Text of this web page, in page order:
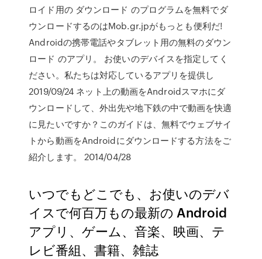
ロイド用の ダウンロード のプログラムを無料でダ
ウンロードするのはMob.gr.jpがもっとも便利だ!
Androidの携帯電話やタブレット用の無料のダウン
ロード のアプリ。 お使いのデバイスを指定してく
ださい。私たちは対応しているアプリを提供し
2019/09/24 ネット上の動画をAndroidスマホにダ
ウンロードして、外出先や地下鉄の中で動画を快適
に見たいですか？このガイドは、無料でウェブサイ
トから動画をAndroidにダウンロードする方法をご
紹介します。 2014/04/28
いつでもどこでも、お使いのデバ
イスで何百万もの最新の Android
アプリ、ゲーム、音楽、映画、テ
レビ番組、書籍、雑誌